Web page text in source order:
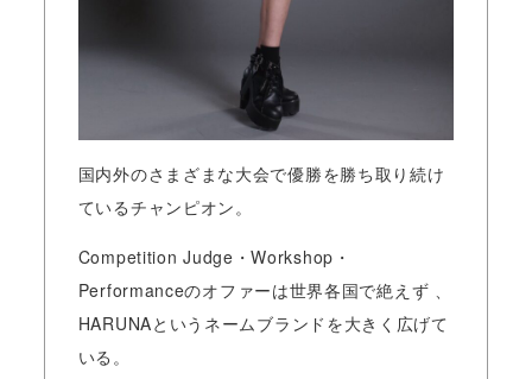
国内外のさまざまな大会で優勝を勝ち取り続け
ているチャンピオン。
Competition Judge・Workshop・
Performanceのオファーは世界各国で絶えず 、
HARUNAというネームブランドを大きく広げて
いる。